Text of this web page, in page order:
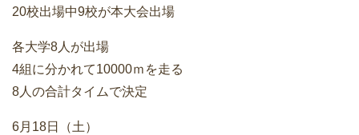
20校出場中9校が本大会出場
各大学8人が出場
4組に分かれて10000ｍを走る
8人の合計タイムで決定
6月18日（土）